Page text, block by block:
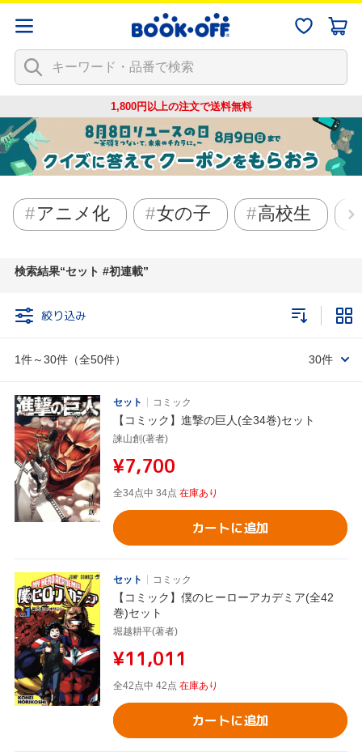
1,800円以上の注文で送料無料
アニメ化 女の子 高校生
検索結果 セット #初連載
絞り込み
1件～30件（全50件） 30件
セット コミック
【コミック】進撃の巨人(全34巻)セット
諫山創(著者)
¥7,700
全34点中 34点 在庫あり
カートに追加
セット コミック
【コミック】僕のヒーローアカデミア(全42
巻)セット
堀越耕平(著者)
¥11,011
全42点中 42点 在庫あり
カートに追加